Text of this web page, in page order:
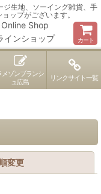
生地、ソーイング雑貨、手
ップがございます。
Shop
インショップ
カート
メゾンブランシ
ュ広島
リンクサイト一覧
変更